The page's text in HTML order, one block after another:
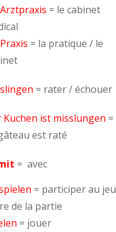
= le cabinet
= la pratique / le
= rater / échouer
Kuchen ist misslungen =
est raté
= avec
= participer au jeu
de la partie
= jouer